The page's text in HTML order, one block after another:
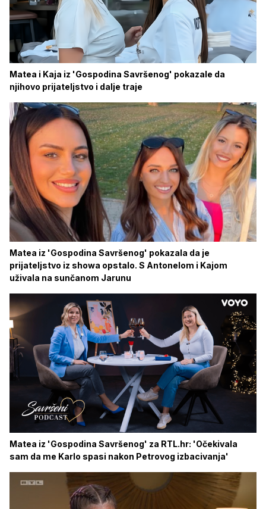
Matea i Kaja iz 'Gospodina Savršenog' pokazale da
njihovo prijateljstvo i dalje traje
Matea iz 'Gospodina Savršenog' pokazala da je
prijateljstvo iz showa opstalo. S Antonelom i Kajom
uživala na sunčanom Jarunu
Matea iz 'Gospodina Savršenog' za RTL.hr: 'Očekivala
sam da me Karlo spasi nakon Petrovog izbacivanja'